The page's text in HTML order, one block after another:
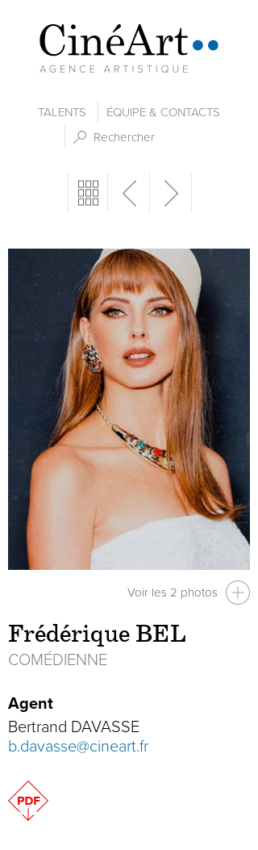
TALENTS ÉQUIPE & CONTACTS
Voir les 2 photos
Frédérique BEL
COMÉDIENNE
Agent
Bertrand DAVASSE
b.davasse@cineart.fr